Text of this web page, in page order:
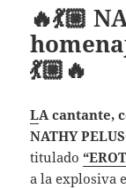
🔥💃🏼
💃🏼🔥
LA cantante,
NATHY
titulado
a la explosiva